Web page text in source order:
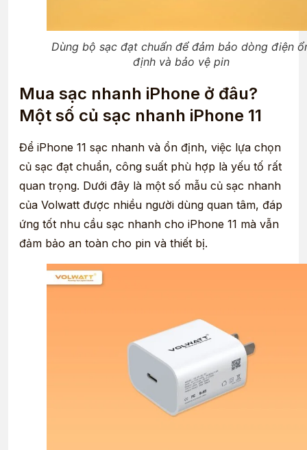
Dùng bộ sạc đạt chuẩn để đảm bảo dòng điện
định và bảo vệ pin
Mua sạc nhanh iPhone ở đâu?
Một số củ sạc nhanh iPhone 11
Để iPhone 11 sạc nhanh và ổn định, việc lựa chọn
củ sạc đạt chuẩn, công suất phù hợp là yếu tố rất
quan trọng. Dưới đây là một số mẫu củ sạc nhanh
của Volwatt được nhiều người dùng quan tâm, đáp
ứng tốt nhu cầu sạc nhanh cho iPhone 11 mà vẫn
đảm bảo an toàn cho pin và thiết bị.